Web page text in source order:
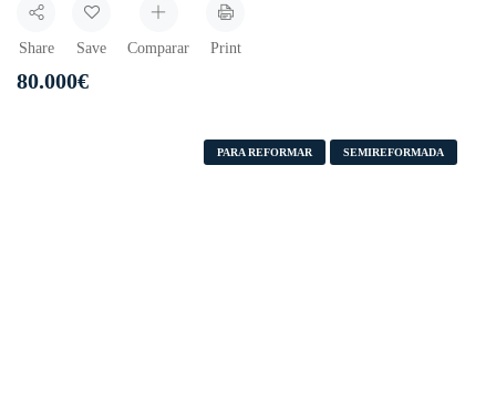
Share Save Comparar Print
80.000€
PARA REFORMAR SEMIREFORMADA